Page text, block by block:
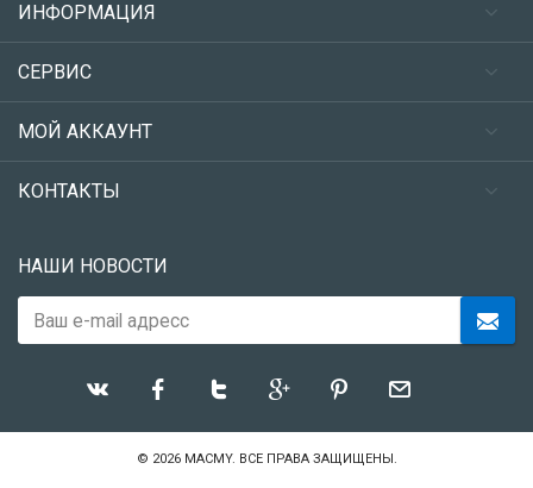
ИНФОРМАЦИЯ
СЕРВИС
МОЙ АККАУНТ
КОНТАКТЫ
НАШИ НОВОСТИ
© 2026 MACMY. ВСЕ ПРАВА ЗАЩИЩЕНЫ.